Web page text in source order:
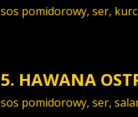
sos pomidorowy, ser,
5. HAWANA
sos pomidorowy, ser,